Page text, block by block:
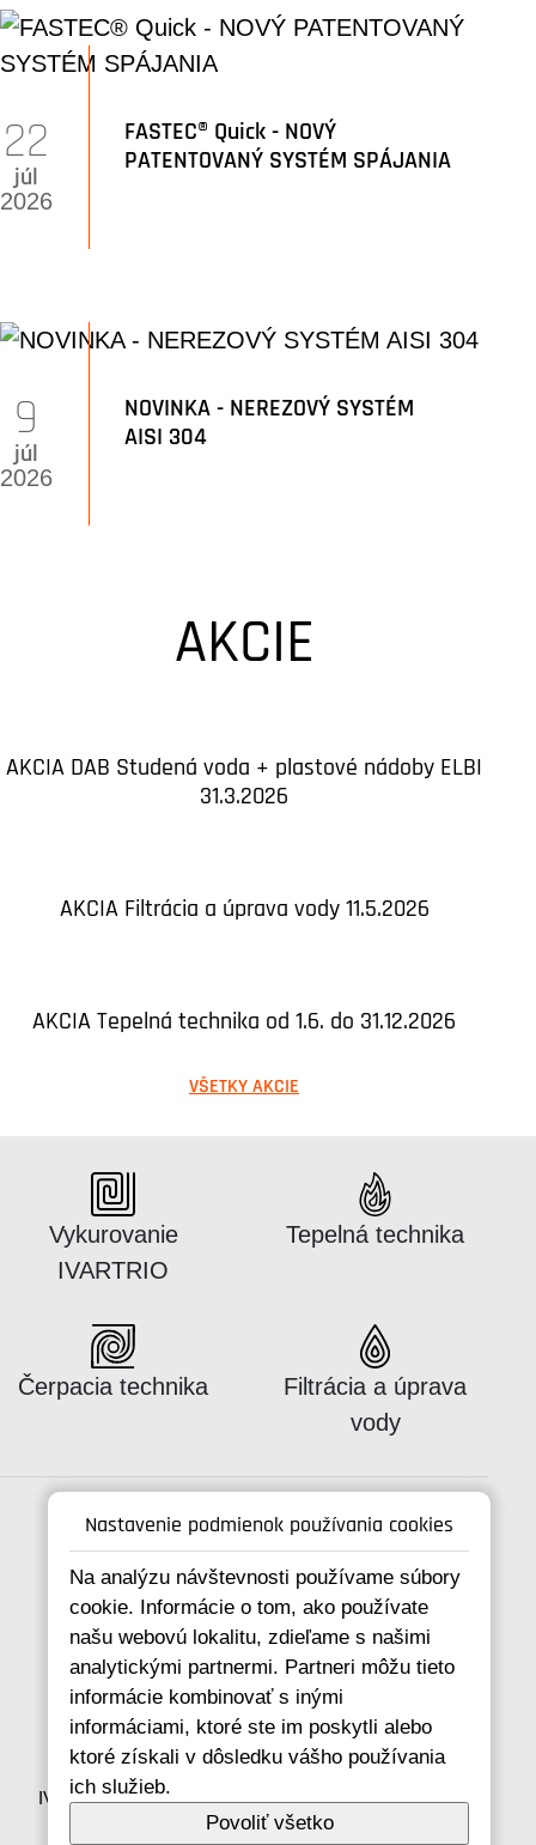
Nastavenie podmienok používania cookies
Na analýzu návštevnosti používame súbory
cookie. Informácie o tom, ako používate
našu webovú lokalitu, zdieľame s našimi
analytickými partnermi. Partneri môžu tieto
informácie kombinovať s inými
informáciami, ktoré ste im poskytli alebo
ktoré získali v dôsledku vášho používania
ich služieb.
Povoliť všetko
FASTEC® Quick - NOVÝ
PATENTOVANÝ SYSTÉM SPÁJANIA
22
júl
2026
NOVINKA - NEREZOVÝ SYSTÉM
AISI 304
9
júl
2026
AKCIE
AKCIA DAB Studená voda + plastové nádoby ELBI
31.3.2026
AKCIA Filtrácia a úprava vody 11.5.2026
AKCIA Tepelná technika od 1.6. do 31.12.2026
VŠETKY AKCIE
Katalógus:
Vykurovanie
IVARTRIO
Katalógus:
Tepelná technika
Katalógus:
Čerpacia technika Katalógus:
Filtrácia a úprava
vody
Spojte se s námi
+421 346 214 431
info@ivarsk.sk
Ochrana osobných údajov
Cookies
IVAR CS spol. s r.o., Velvarská 9, Podhořany, 277 51
Nelahozeves